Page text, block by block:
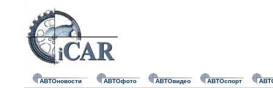
АВТОновости АВТОфото АВТОвидео АВТОспорт